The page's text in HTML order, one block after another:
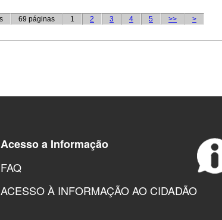
Acesso a Informação
FAQ
ACESSO À INFORMAÇÃO AO CIDADÃO